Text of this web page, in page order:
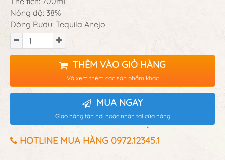
Nồng độ: 38%
Dòng Rượu: Tequila Anejo
THÊM VÀO GIỎ HÀNG
Và xem thêm các sản phẩm khác
MUA NGAY
Giao hàng tận nơi hoặc nhận tại cửa hàng
HOTLINE MUA HÀNG 0972.12345.1